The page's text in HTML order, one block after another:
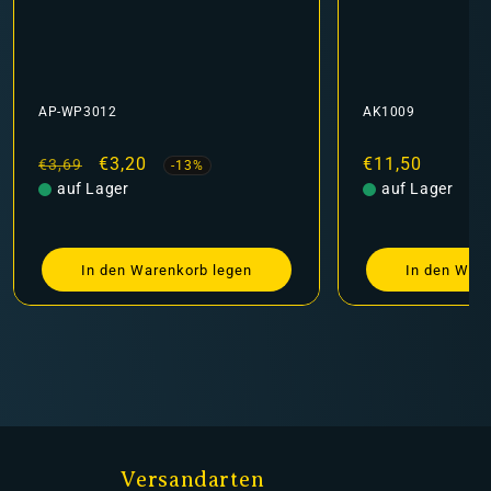
AP-WP3012
Normaler
Preis
€3,69 Verkaufspreis
€3,20 -13%
auf Lager
In den Warenkorb legen
AK1009
Normaler
Preis
€11,50
auf Lager
In den
Versandarten